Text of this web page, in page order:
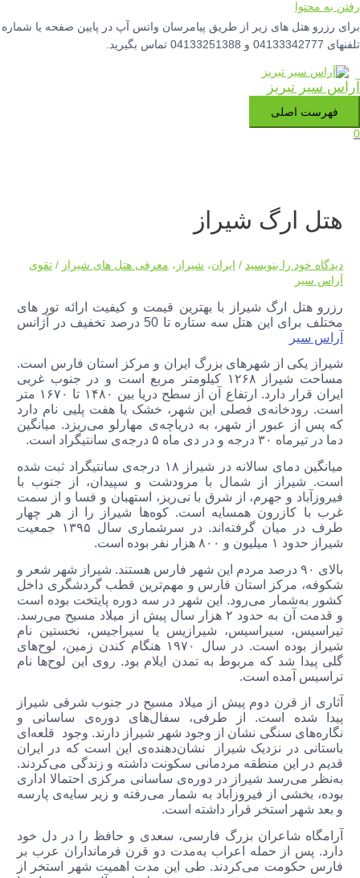
رفتن به محتوا
برای رزرو هتل های زیر از طریق پیامرسان واتس آپ در پایین صفحه یا شماره
تلفنهای 04133342777 و 04133251388 تماس بگیرید.
آراس سیر تبریز
فهرست اصلی
0
هتل ارگ شیراز
دیدگاه‌ خود را بنویسید / ایران، شیراز ، معرفی هتل های شیراز /تقوی
آراس سیر
رزرو هتل ارگ شیراز با بهترین قیمت و کیفیت ارائه تور های
مختلف برای این هتل سه ستاره تا 50 درصد تخفیف در آژانس
آراس سیر
شیراز یکی از شهرهای بزرگ ایران و مرکز استان فارس است.
مساحت شیراز ۱۲۶۸ کیلومتر مربع است و در جنوب غربی
ایران قرار دارد. ارتفاع آن از سطح دریا بین ۱۴۸۰ تا ۱۶۷۰ متر
است. رودخانه‌ی فصلی این شهر، خشک یا هفت پلیی نام دارد
که پس از عبور از شهر،‌ به دریاچه‌ی مهارلو می‌ریزد. میانگین
دما در تیرماه ۳۰ درجه و در دی ماه ۵ درجه‌ی سانتیگراد است.
میانگین دمای سالانه در شیراز ۱۸ درجه‌ی سانتیگراد ثبت شده
است. شیراز از شمال با مرودشت و سپیدان، از جنوب با
فیروزآباد و جهرم، از شرق با نی‌ریز، استهبان و فسا و از سمت
غرب با کازرون همسایه است. کوه‌ها شیراز را از هر چهار
طرف در میان گرفته‌اند. در سرشماری سال ۱۳۹۵ جمعیت
شیراز حدود ۱ میلیون و ۸۰۰ هزار نفر بوده است.
بالای ۹۰ درصد مردم این شهر فارس هستند. شیراز شهر شعر و
شکوفه، مرکز استان فارس و مهم‌ترین قطب‌ گردشگری داخل
کشور به‌شمار می‌رود. این شهر در سه دوره پایتخت بوده است
و قدمت آن به حدود ۲ هزار سال پیش از میلاد مسیح می‌رسد.
تیراسیس،‌ سیراسیس، شیرازیس یا سیراجیس، نخستین نام
شیراز بوده است. در سال ۱۹۷۰ هنگام کندن زمین،‌ لوح‌های
گلی پیدا شد که مربوط به تمدن ایلام بود. روی این لوح‌ها نام
تراسیس آمده است.
آثاری از قرن دوم پیش از میلاد مسیح در جنوب شرقی شیراز
پیدا شده است. از طرفی، سفال‌های دوره‌ی ساسانی و
نگاره‌های سنگی نشان از وجود شهر شیراز دارند. وجود قلعه‌ای
باستانی در نزدیک شیراز نشان‌دهنده‌ی این است که در ایران
قدیم در این منطقه‌ مردمانی سکونت داشته و زندگی می‌کردند.
به‌نظر می‌رسد شیراز در دوره‌ی ساسانی مرکزی احتمالا اداری
بوده، بخشی از فیروز‌آباد به شمار می‌رفته و زیر سایه‌ی پارسه
و بعد شهر استخر قرار داشته است.
آرامگاه شاعران بزرگ فارسی، سعدی و حافظ را در دل خود
دارد. پس از حمله اعراب به‌مدت دو قرن فرمانداران عرب بر
فارس حکومت می‌کردند. طی این مدت اهمیت شهر استخر از